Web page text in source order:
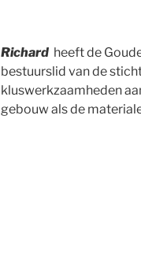
Richard heeft de
bestuurslid van de
kluswerkzaamheden
gebouw als de